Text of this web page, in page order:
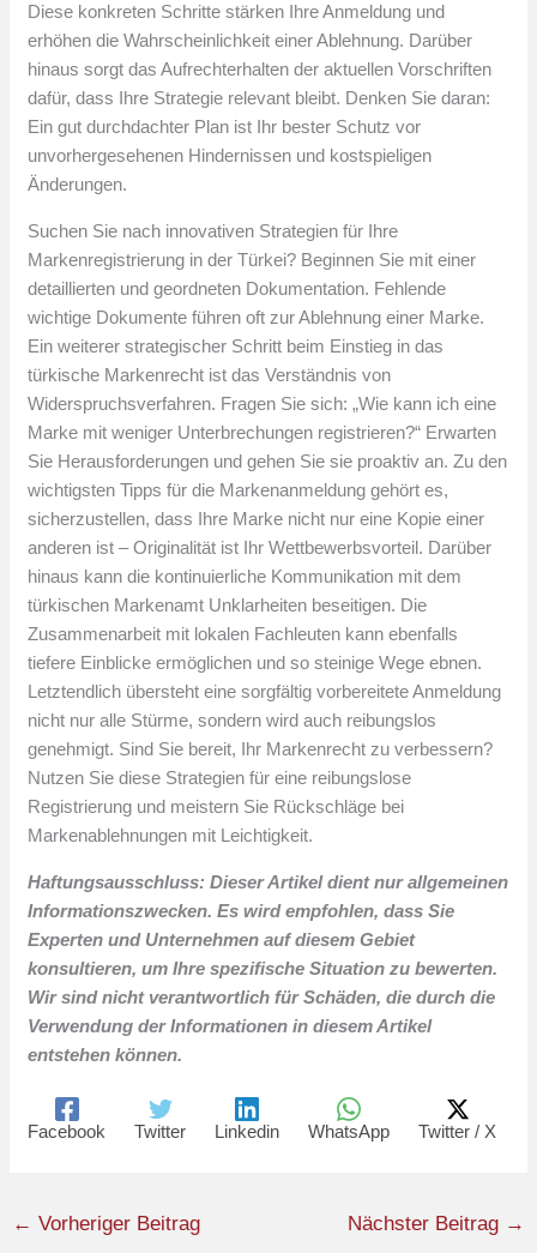
Diese konkreten Schritte stärken Ihre Anmeldung und
erhöhen die Wahrscheinlichkeit einer Ablehnung. Darüber
hinaus sorgt das Aufrechterhalten der aktuellen Vorschriften
dafür, dass Ihre Strategie relevant bleibt. Denken Sie daran:
Ein gut durchdachter Plan ist Ihr bester Schutz vor
unvorhergesehenen Hindernissen und kostspieligen
Änderungen.
Suchen Sie nach innovativen Strategien für Ihre
Markenregistrierung in der Türkei? Beginnen Sie mit einer
detaillierten und geordneten Dokumentation. Fehlende
wichtige Dokumente führen oft zur Ablehnung einer Marke.
Ein weiterer strategischer Schritt beim Einstieg in das
türkische Markenrecht ist das Verständnis von
Widerspruchsverfahren. Fragen Sie sich: „Wie kann ich eine
Marke mit weniger Unterbrechungen registrieren?“ Erwarten
Sie Herausforderungen und gehen Sie sie proaktiv an. Zu den
wichtigsten Tipps für die Markenanmeldung gehört es,
sicherzustellen, dass Ihre Marke nicht nur eine Kopie einer
anderen ist – Originalität ist Ihr Wettbewerbsvorteil. Darüber
hinaus kann die kontinuierliche Kommunikation mit dem
türkischen Markenamt Unklarheiten beseitigen. Die
Zusammenarbeit mit lokalen Fachleuten kann ebenfalls
tiefere Einblicke ermöglichen und so steinige Wege ebnen.
Letztendlich übersteht eine sorgfältig vorbereitete Anmeldung
nicht nur alle Stürme, sondern wird auch reibungslos
genehmigt. Sind Sie bereit, Ihr Markenrecht zu verbessern?
Nutzen Sie diese Strategien für eine reibungslose
Registrierung und meistern Sie Rückschläge bei
Markenablehnungen mit Leichtigkeit.
Haftungsausschluss: Dieser Artikel dient nur allgemeinen
Informationszwecken. Es wird empfohlen, dass Sie
Experten und Unternehmen auf diesem Gebiet
konsultieren, um Ihre spezifische Situation zu bewerten.
Wir sind nicht verantwortlich für Schäden, die durch die
Verwendung der Informationen in diesem Artikel
entstehen können.
Facebook Twitter Linkedin WhatsApp Twitter / X
← Vorheriger Beitrag Nächster Beitrag →